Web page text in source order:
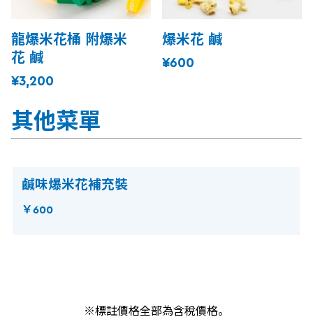
龍爆米花桶 附爆米
花 鹹
¥3,200
爆米花 鹹
¥600
其他菜單
鹹味爆米花補充裝
￥600
※標註價格全部為含稅價格。